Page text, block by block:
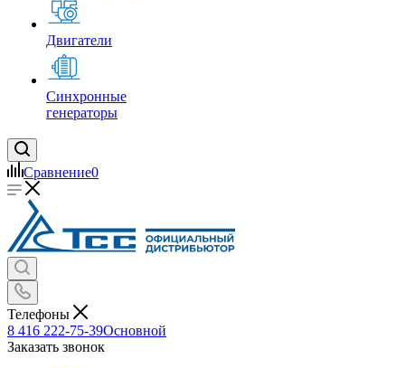
Двигатели
Синхронные
генераторы
Сравнение0
Телефоны
8 416 222-75-39Основной
Заказать звонок